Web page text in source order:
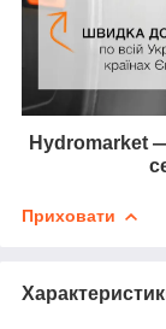
Hydromarket —
Приховати